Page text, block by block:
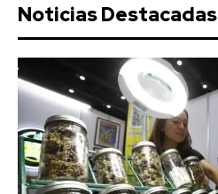
Noticias Destacadas